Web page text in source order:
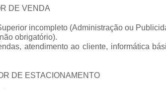
DE VENDA
incompleto (Administração ou
obrigatório).
atendimento ao cliente, informática
DE ESTACIONAMENTO